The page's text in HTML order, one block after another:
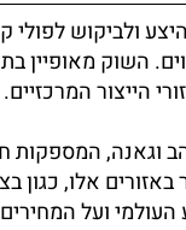
ולביקוש לפולי
השוק מאופיין
הייצור המרכזיים.
וגאנה, המספקות
אלו, כגון
ועל